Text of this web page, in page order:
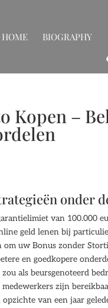
HOME BIOGRAPHY
Kopen –
onder
van 100.000
geld lenen bij
om uw Bonus zonder
en goedkopere
als beursgenoteerd
zijn
van een jaar